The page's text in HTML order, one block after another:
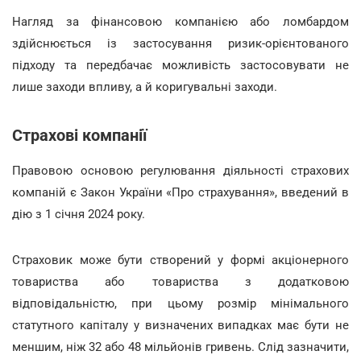
Нагляд за фінансовою компанією або ломбардом
здійснюється із застосування ризик-орієнтованого
підходу та передбачає можливість застосовувати не
лише заходи впливу, а й коригувальні заходи.
Страхові компанії
Правовою основою регулювання діяльності страхових
компаній є Закон України «Про страхування», введений в
дію з 1 січня 2024 року.
Страховик може бути створений у формі акціонерного
товариства або товариства з додатковою
відповідальністю, при цьому розмір мінімального
статутного капіталу у визначених випадках має бути не
меншим, ніж 32 або 48 мільйонів гривень. Слід зазначити,